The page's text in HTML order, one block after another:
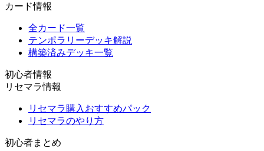
カード情報
全カード一覧
テンポラリーデッキ解説
構築済みデッキ一覧
初心者情報
リセマラ情報
リセマラ購入おすすめパック
リセマラのやり方
初心者まとめ